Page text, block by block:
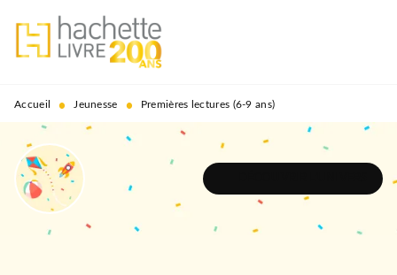
MENU RECHERCHE
PIED DE PAGE
Accueil • Jeunesse • Premières lectures (6-9 ans)